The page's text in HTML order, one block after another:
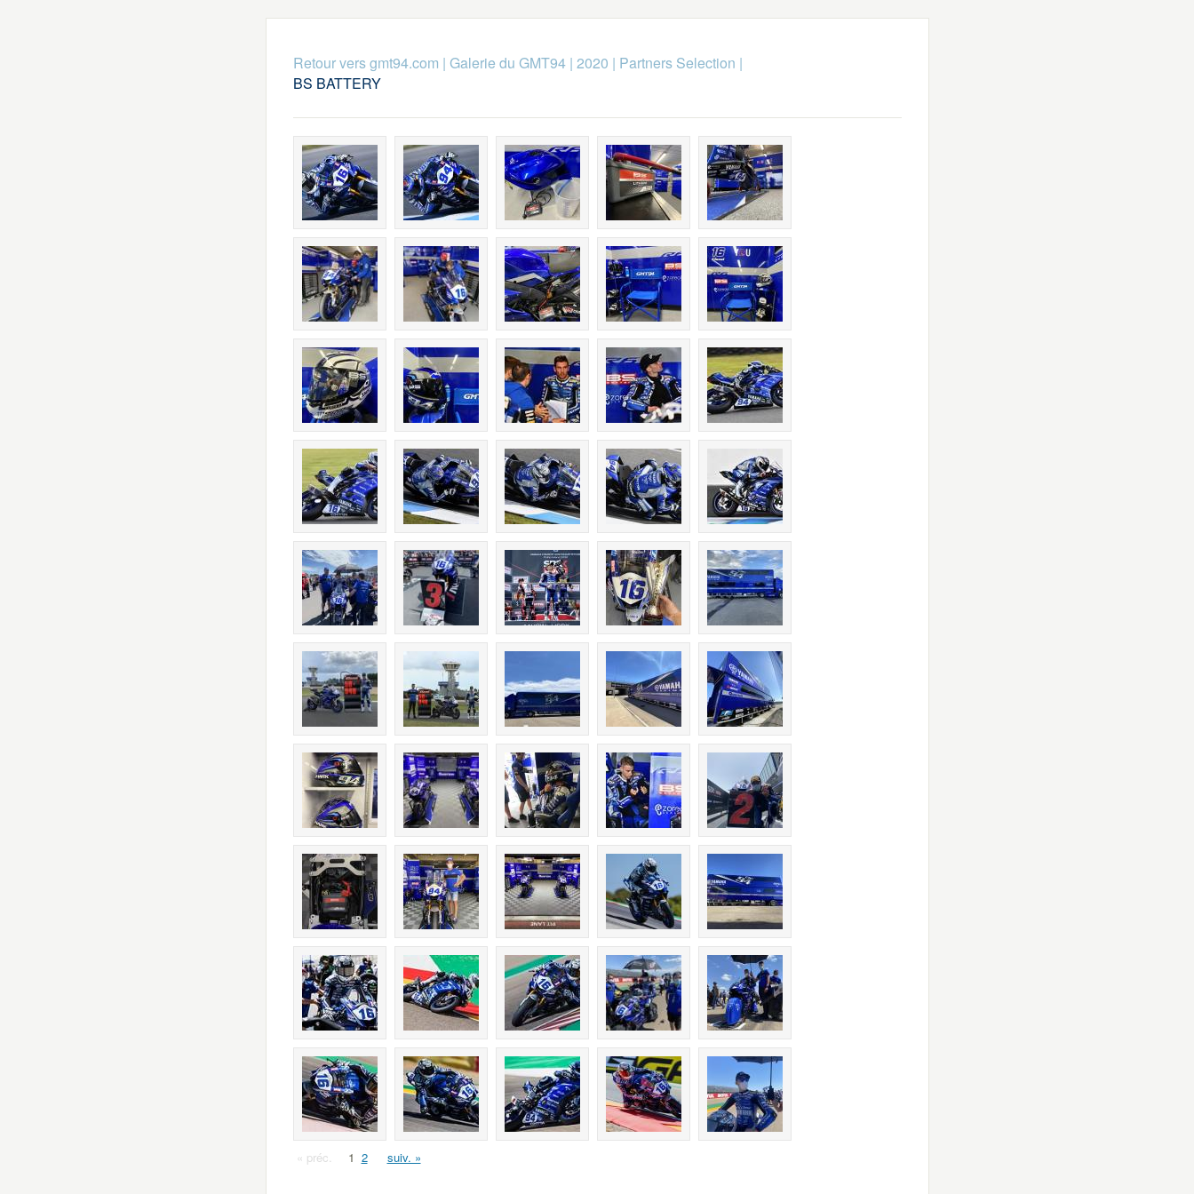
Retour vers gmt94.com | Galerie du GMT94| 2020 | Partners Selection |
BS BATTERY
« préc. 1 2 suiv. »